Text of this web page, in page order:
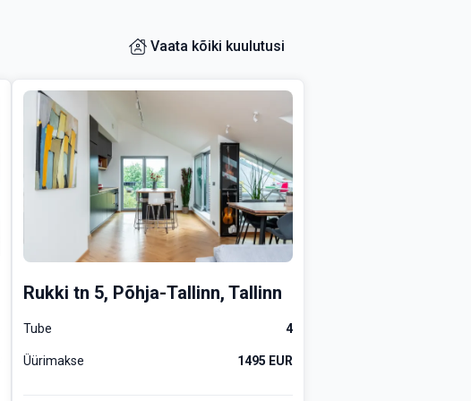
Vaata kõiki kuulutusi
Rukki tn 5, Põhja-Tallinn, Tallinn
Tube 4
Üürimakse 1495 EUR